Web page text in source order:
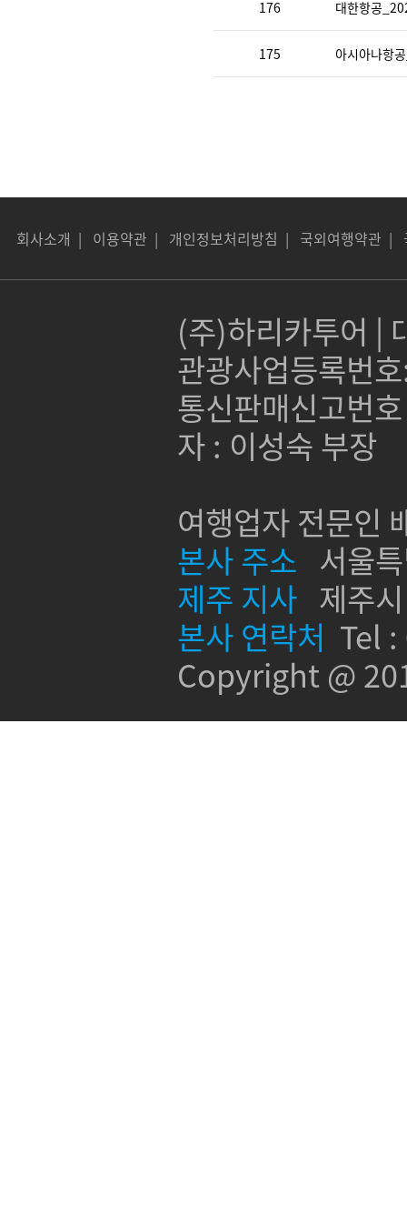
176 대한항공
175 아시아나항
회사소개 | 이용약관 | 개인정보처리방침 | 국외여행약관 |
(주)하리카투어 |
관광사업등록번
통신판매신고번
자 : 이성숙 부장
여행업자 전문인
본사 주소 서울
제주 지사 제주
본사 연락처 Tel
Copyright @